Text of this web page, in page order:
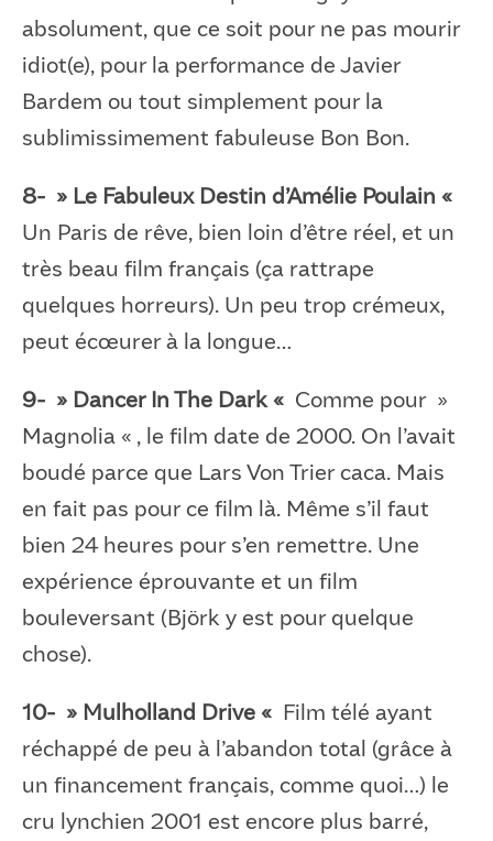
absolument, que ce soit pour ne pas mourir
idiot(e), pour la performance de Javier
Bardem ou tout simplement pour la
sublimissimement fabuleuse Bon Bon.
8- » Le Fabuleux Destin d’Amélie Poulain «
Un Paris de rêve, bien loin d’être réel, et un
très beau film français (ça rattrape
quelques horreurs). Un peu trop crémeux,
peut écœurer à la longue…
9- » Dancer In The Dark « Comme pour »
Magnolia « , le film date de 2000. On l’avait
boudé parce que Lars Von Trier caca. Mais
en fait pas pour ce film là. Même s’il faut
bien 24 heures pour s’en remettre. Une
expérience éprouvante et un film
bouleversant (Björk y est pour quelque
chose).
10- » Mulholland Drive « Film télé ayant
réchappé de peu à l’abandon total (grâce à
un financement français, comme quoi…) le
cru lynchien 2001 est encore plus barré,